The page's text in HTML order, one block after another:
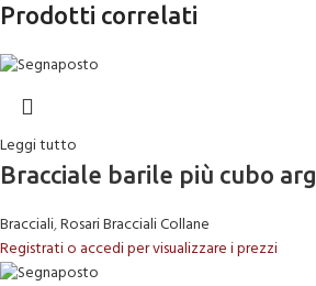
Prodotti correlati
Leggi tutto
Bracciale barile più cubo arg
Bracciali,Rosari Bracciali Collane
Registrati o accedi per visualizzare i prezzi